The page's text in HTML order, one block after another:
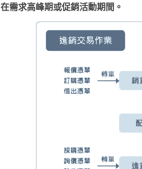
在需求高峰期或促銷活動期間。